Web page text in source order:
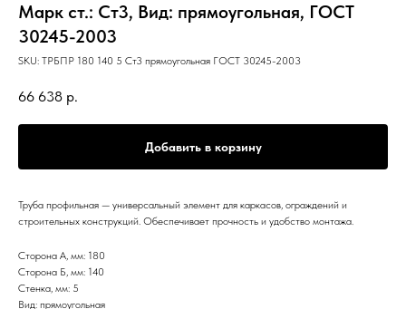
Марк ст.: Ст3, Вид: прямоугольная, ГОСТ
30245-2003
SKU: ТРБПР 180 140 5 Ст3 прямоугольная ГОСТ 30245-2003
66 638 р.
Добавить в корзину
Труба профильная — универсальный элемент для каркасов, ограждений и
строительных конструкций. Обеспечивает прочность и удобство монтажа.
Сторона А, мм: 180
Сторона Б, мм: 140
Стенка, мм: 5
Вид: прямоугольная